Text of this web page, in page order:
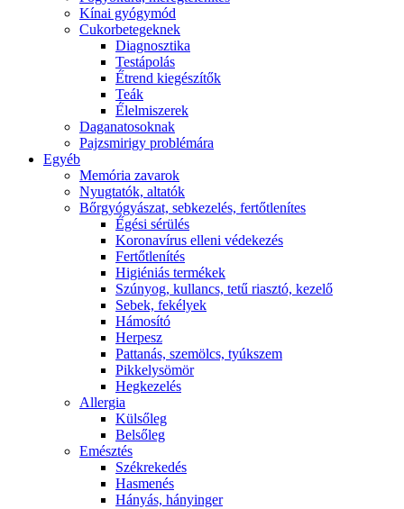
Kínai gyógymód
Cukorbetegeknek
Diagnosztika
Testápolás
É́trend kiegészítők
Teák
É́lelmiszerek
Daganatosoknak
Pajzsmirigy problémára
Egyéb
Memória zavarok
Nyugtatók, altatók
Bőrgyógyászat, sebkezelés, fertőtlenítes
É́gési sérülés
Koronavírus elleni védekezés
Fertőtlenítés
Higiéniás termékek
Szúnyog, kullancs, tetű riasztó, kezelő
Sebek, fekélyek
Hámosító
Herpesz
Pattanás, szemölcs, tyúkszem
Pikkelysömör
Hegkezelés
Allergia
Külsőleg
Belsőleg
Emésztés
Székrekedés
Hasmenés
Hányás, hányinger